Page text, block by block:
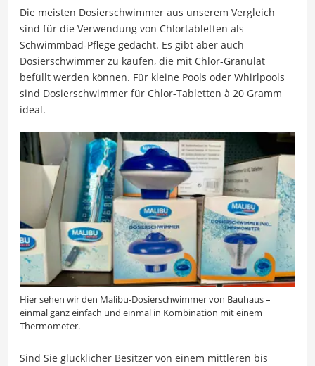
Die meisten Dosierschwimmer aus unserem Vergleich
sind für die Verwendung von Chlortabletten als
Schwimmbad-Pflege gedacht. Es gibt aber auch
Dosierschwimmer zu kaufen, die mit Chlor-Granulat
befüllt werden können. Für kleine Pools oder Whirlpools
sind Dosierschwimmer für Chlor-Tabletten à 20 Gramm
ideal.
Hier sehen wir den Malibu-Dosierschwimmer von Bauhaus –
einmal ganz einfach und einmal in Kombination mit einem
Thermometer.
Sind Sie glücklicher Besitzer von einem mittleren bis